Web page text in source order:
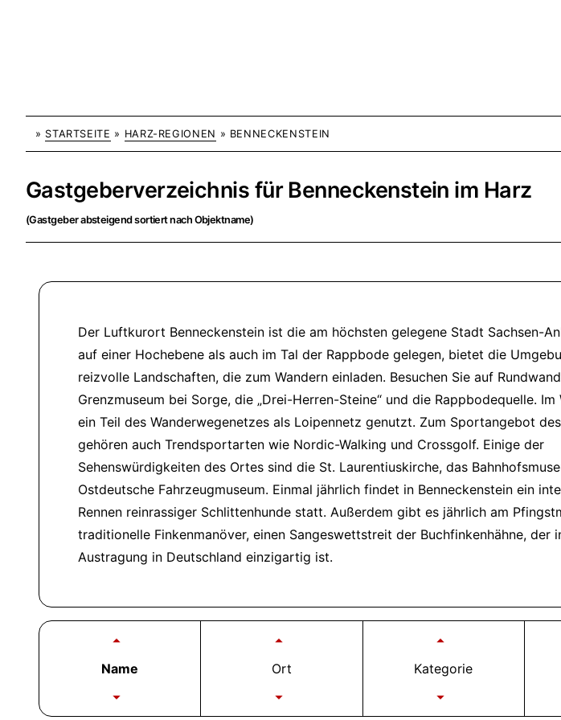
» STARTSEITE » HARZ-REGIONEN » BENNECKENSTEIN
Gastgeberverzeichnis für Benneckenstein im Harz
(Gastgeber absteigend sortiert nach Objektname)
Der Luftkurort Benneckenstein ist die am höchsten gelegene Stadt Sachsen-
auf einer Hochebene als auch im Tal der Rappbode gelegen, bietet die
reizvolle Landschaften, die zum Wandern einladen. Besuchen Sie auf
Grenzmuseum bei Sorge, die Drei-Herren-Steine und die Rappbodequelle. Im
ein Teil des Wanderwegenetzes als Loipennetz genutzt. Zum Sportangebot
gehören auch Trendsportarten wie Nordic-Walking und Crossgolf. Einige der
Sehenswürdigkeiten des Ortes sind die St. Laurentiuskirche, das
Ostdeutsche Fahrzeugmuseum. Einmal jährlich findet in Benneckenstein ein
Rennen reinrassiger Schlittenhunde statt. Außerdem gibt es jährlich am
traditionelle Finkenmanöver, einen Sangeswettstreit der Buchfinkenhähne, der
Austragung in Deutschland einzigartig ist.
Name Ort Kategorie